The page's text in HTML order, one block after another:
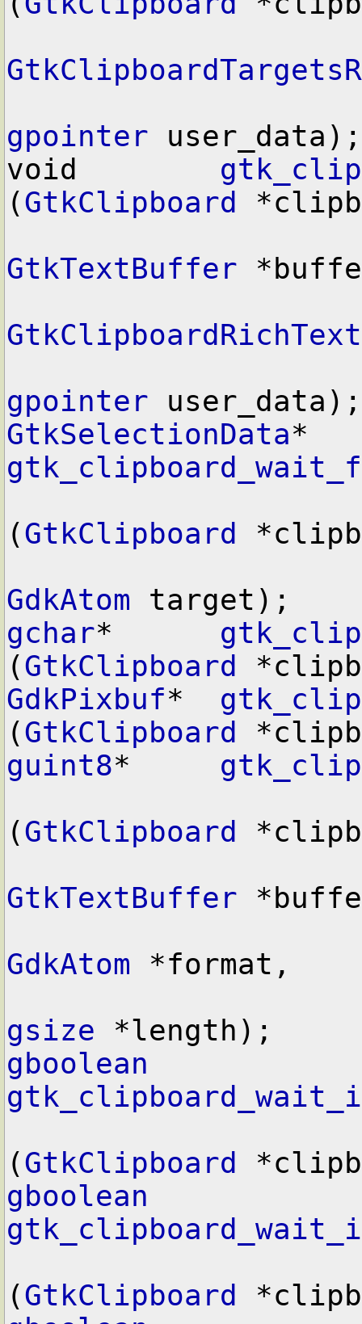
gpointer user_data);
void
(GtkClipboard
GtkTextBuffer
gpointer
GtkSelectionData
(GtkClipboard
GdkAtom
gchar*
(GtkClipboard
GdkPixbuf*
(GtkClipboard
guint8*
(GtkClipboard
GtkTextBuffer
GdkAtom *format,
gsize
gboolean
(GtkClipboard
gboolean
(GtkClipboard